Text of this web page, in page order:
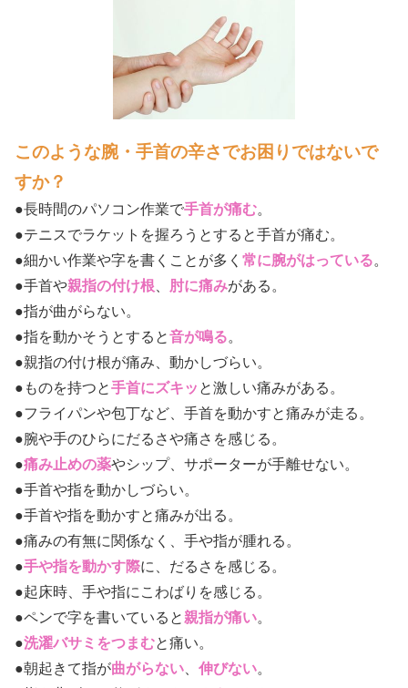
このような腕・手首の辛さでお困りではないで
すか？
●長時間のパソコン作業で手首が痛む。
●テニスでラケットを握ろうとすると手首が痛む。
●細かい作業や字を書くことが多く 常に腕がはっている。
●手首や親指の付け根 肘に痛みがある。
●指が曲がらない。
●指を動かそうとすると音が鳴る。
●親指の付け根が痛み、動かしづらい。
●ものを持つと手首にズキッ と激しい痛みがある。
●フライパンや包丁など、手首を動かすと痛みが走る。
●腕や手のひらにだるさや痛さを感じる。
●痛み止めの薬やシップ、サポーターが手離せない。
●手首や指を動かしづらい。
●手首や指を動かすと痛みが出る。
●痛みの有無に関係なく、手や指が腫れる。
●手や指を動かす際に、だるさを感じる。
●起床時、手や指にこわばりを感じる。
●ペンで字を書いていると 親指が痛い。
●洗濯バサミをつまむと痛い。
●朝起きて指が曲がらない 伸びない。